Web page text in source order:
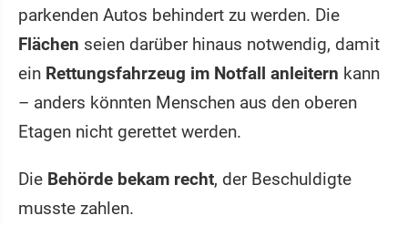
parkenden Autos behindert zu werden. Die
Flächen seien darüber hinaus notwendig, damit
ein Rettungsfahrzeug im Notfall anleitern kann
– anders könnten Menschen aus den oberen
Etagen nicht gerettet werden.
Die Behörde bekam recht, der Beschuldigte
musste zahlen.